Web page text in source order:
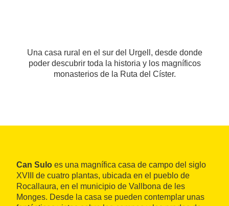
Una casa rural en el sur del Urgell, desde donde
poder descubrir toda la historia y los magníficos
monasterios de la Ruta del Císter.
Can Sulo es una magnífica casa de campo del siglo
XVIII de cuatro plantas, ubicada en el pueblo de
Rocallaura, en el municipio de Vallbona de les
Monges. Desde la casa se pueden contemplar unas